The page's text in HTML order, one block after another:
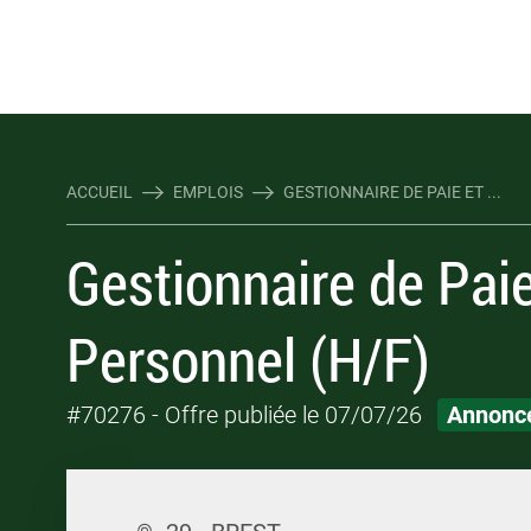
ACCUEIL EMPLOIS GESTIONNAIRE DE PAIE ET ...
Gestionnaire de
Personnel (H/F)
#70276 - Offre publiée le 07/07/26